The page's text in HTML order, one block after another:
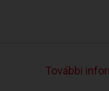
További